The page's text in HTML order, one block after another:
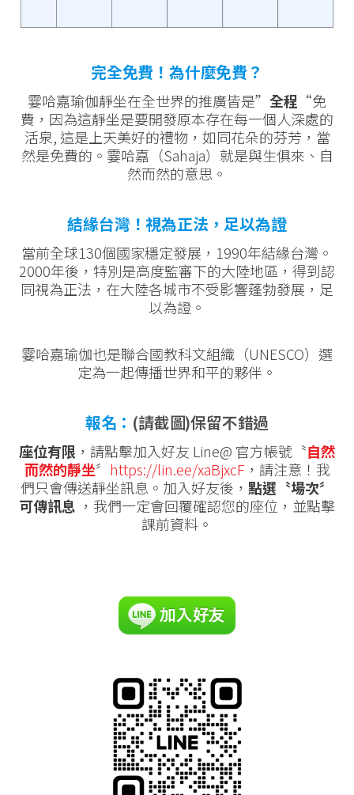
完全免費！為什麼免費？
霎哈嘉瑜伽靜坐在全世界的推廣皆是” 全程 “免
費，因為這靜坐是要開發原本存在每一個人深處的
活泉, 這是上天美好的禮物，如同花朵的芬芳，當
然是免費的。霎哈嘉（Sahaja）就是與生俱來、自
然而然的意思。
結緣台灣！視為正法，足以為證
當前全球130個國家穩定發展，1990年結緣台灣。
2000年後，特別是高度監審下的大陸地區，得到認
同視為正法，在大陸各城市不受影響蓬勃發展，足
以為證。
霎哈嘉瑜伽也是聯合國教科文組織（UNESCO）選
定為一起傳播世界和平的夥伴。
報名： (請截圖)保留不錯過
座位有限 ，請點擊加入好友 Line@ 官方帳號〝自然
而然的靜坐〞 https://lin.ee/xaBjxcF ，請注意！我
們只會傳送靜坐訊息。加入好友後， 點選〝場次〞
可傳訊息 ，我們一定會回覆確認您的座位，並點擊
課前資料。